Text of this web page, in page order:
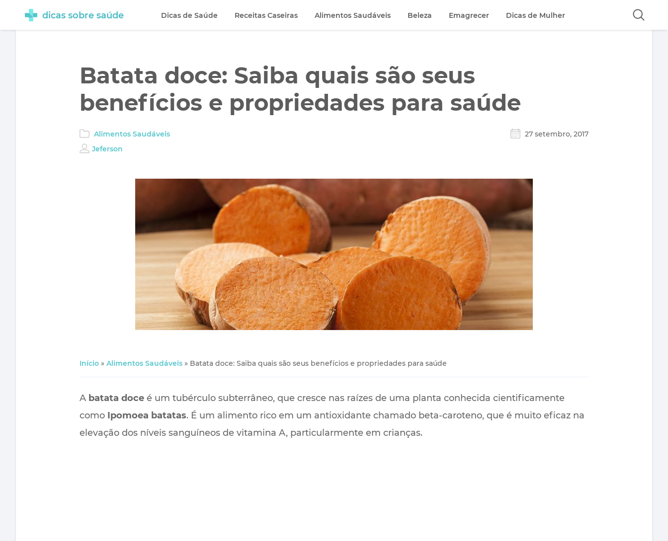
Batata doce: Saiba quais são seus
benefícios e propriedades para saúde
Alimentos Saudáveis
27 setembro, 2017
Jeferson
Início » Alimentos Saudáveis » Batata doce: Saiba quais são seus benefícios e propriedades para saúde
A batata doce é um tubérculo subterrâneo, que cresce nas raízes de uma planta conhecida cientificamente
como Ipomoea batatas. É um alimento rico em um antioxidante chamado beta-caroteno, que é muito eficaz na
elevação dos níveis sanguíneos de vitamina A, particularmente em crianças.
dicas sobre saúde Dicas de Saúde Receitas Caseiras Alimentos Saudáveis Beleza Emagrecer Dicas de Mulher